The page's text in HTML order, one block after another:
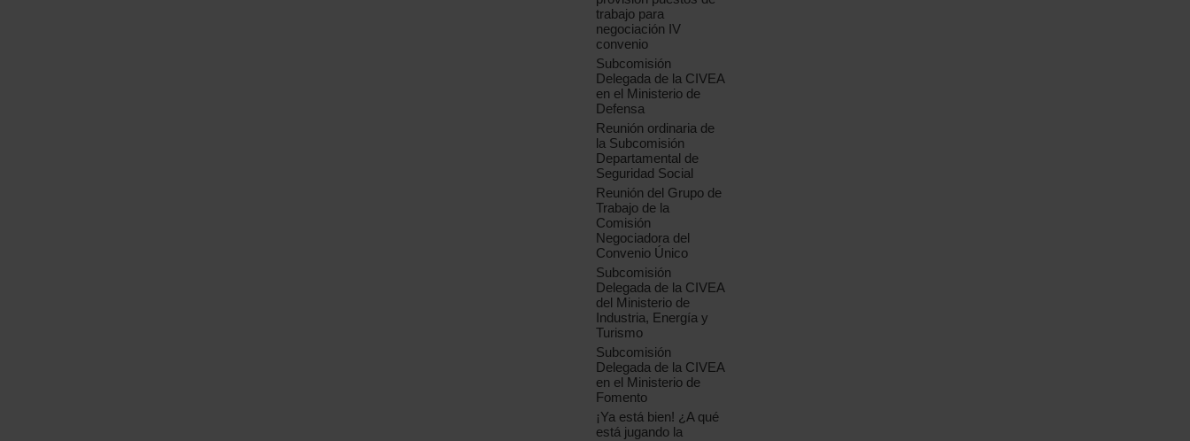
trabajo para
negociación IV
convenio
Subcomisión
Delegada de la CIVEA
en el Ministerio de
Defensa
Reunión ordinaria de
la Subcomisión
Departamental de
Seguridad Social
Reunión del Grupo de
Trabajo de la
Comisión
Negociadora del
Convenio Único
Subcomisión
Delegada de la CIVEA
del Ministerio de
Industria, Energía y
Turismo
Subcomisión
Delegada de la CIVEA
en el Ministerio de
Fomento
¡Ya está bien! ¿A qué
está jugando la